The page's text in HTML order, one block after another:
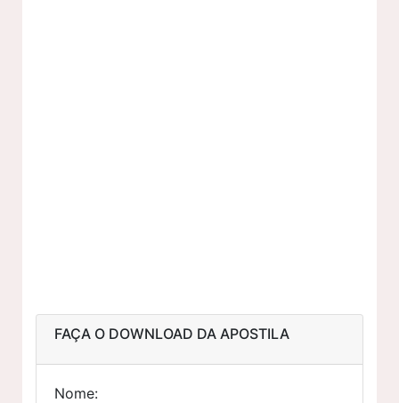
FAÇA O DOWNLOAD DA APOSTILA
Nome: